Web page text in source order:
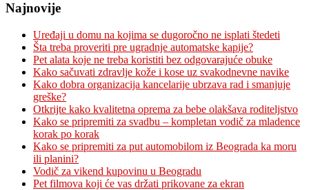
Najnovije
Uređaji u domu na kojima se dugoročno ne isplati štedeti
Šta treba proveriti pre ugradnje automatske kapije?
Pet alata koje ne treba koristiti bez odgovarajuće obuke
Kako sačuvati zdravlje kože i kose uz svakodnevne navike
Kako dobra organizacija kancelarije ubrzava rad i smanjuje
greške?
Otkrijte kako kvalitetna oprema za bebe olakšava roditeljstvo
Kako se pripremiti za svadbu – kompletan vodič za mladence
korak po korak
Kako se pripremiti za put automobilom iz Beograda ka moru
ili planini?
Vodič za vikend kupovinu u Beogradu
Pet filmova koji će vas držati prikovane za ekran